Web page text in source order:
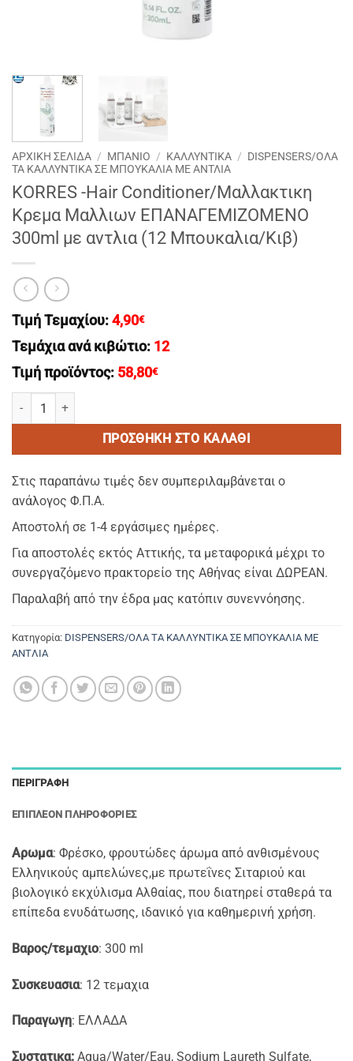
ΑΡΧΙΚΉ ΣΕΛΊΔΑ / ΜΠΑΝΙΟ / ΚΑΛΛΥΝΤΙΚΑ / DISPENSERS/ΟΛΑ
ΤΑ ΚΑΛΛΥΝΤΙΚΑ ΣΕ ΜΠΟΥΚΑΛΙΑ ΜΕ ΑΝΤΛΙΑ
KORRES -Ηair Conditioner/Μαλλακτικη
Κρεμα Μαλλιων ΕΠΑΝΑΓΕΜΙΖΟΜΕΝΟ
300ml με αντλια (12 Μπουκαλια/Κιβ)
Τιμή Τεμαχίου: 4,90€
Τεμάχια ανά κιβώτιο: 12
Τιμή προϊόντος: 58,80€
KORRES -Ηair Conditioner/Μαλλακτικη Κρεμα Μαλλιων
ΠΡΟΣΘΉΚΗ ΣΤΟ ΚΑΛΆΘΙ
Στις παραπάνω τιμές δεν συμπεριλαμβάνεται ο
ανάλογος Φ.Π.Α.
Αποστολή σε 1-4 εργάσιμες ημέρες.
Για αποστολές εκτός Αττικής, τα μεταφορικά μέχρι το
συνεργαζόμενο πρακτορείο της Αθήνας είναι ΔΩΡΕΑΝ.
Παραλαβή από την έδρα μας κατόπιν συνεννόησης.
Κατηγορία: DISPENSERS/ΟΛΑ ΤΑ ΚΑΛΛΥΝΤΙΚΑ ΣΕ ΜΠΟΥΚΑΛΙΑ ΜΕ
ΑΝΤΛΙΑ
ΠΕΡΙΓΡΑΦΉ
ΕΠΙΠΛΈΟΝ ΠΛΗΡΟΦΟΡΊΕΣ
Αρωμα: Φρέσκο, φρουτώδες άρωμα από ανθισμένους
Ελληνικούς αμπελώνες,με πρωτεΐνες Σιταριού και
βιολογικό εκχύλισμα Αλθαίας, που διατηρεί σταθερά τα
επίπεδα ενυδάτωσης, ιδανικό για καθημερινή χρήση.
Βαρος/τεμαχιο: 300 ml
Συσκευασια: 12 τεμαχια
Παραγωγη: ΕΛΛΑΔΑ
Συστατικα: Aqua/Water/Eau, Sodium Laureth Sulfate,